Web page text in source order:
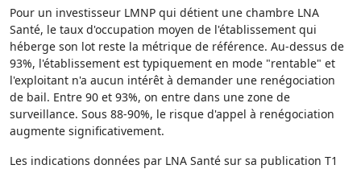
Pour un investisseur LMNP qui détient une chambre LNA
Santé, le taux d'occupation moyen de l'établissement qui
héberge son lot reste la métrique de référence. Au-dessus de
93%, l'établissement est typiquement en mode "rentable" et
l'exploitant n'a aucun intérêt à demander une renégociation
de bail. Entre 90 et 93%, on entre dans une zone de
surveillance. Sous 88-90%, le risque d'appel à renégociation
augmente significativement.
Les indications données par LNA Santé sur sa publication T1